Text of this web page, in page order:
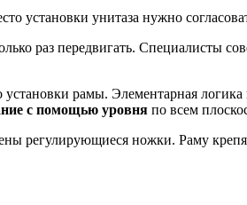
установки унитаза нужно
раз передвигать. Специалисты
рамы. Элементарная
с помощью уровня по всем
регулирующиеся ножки. Раму